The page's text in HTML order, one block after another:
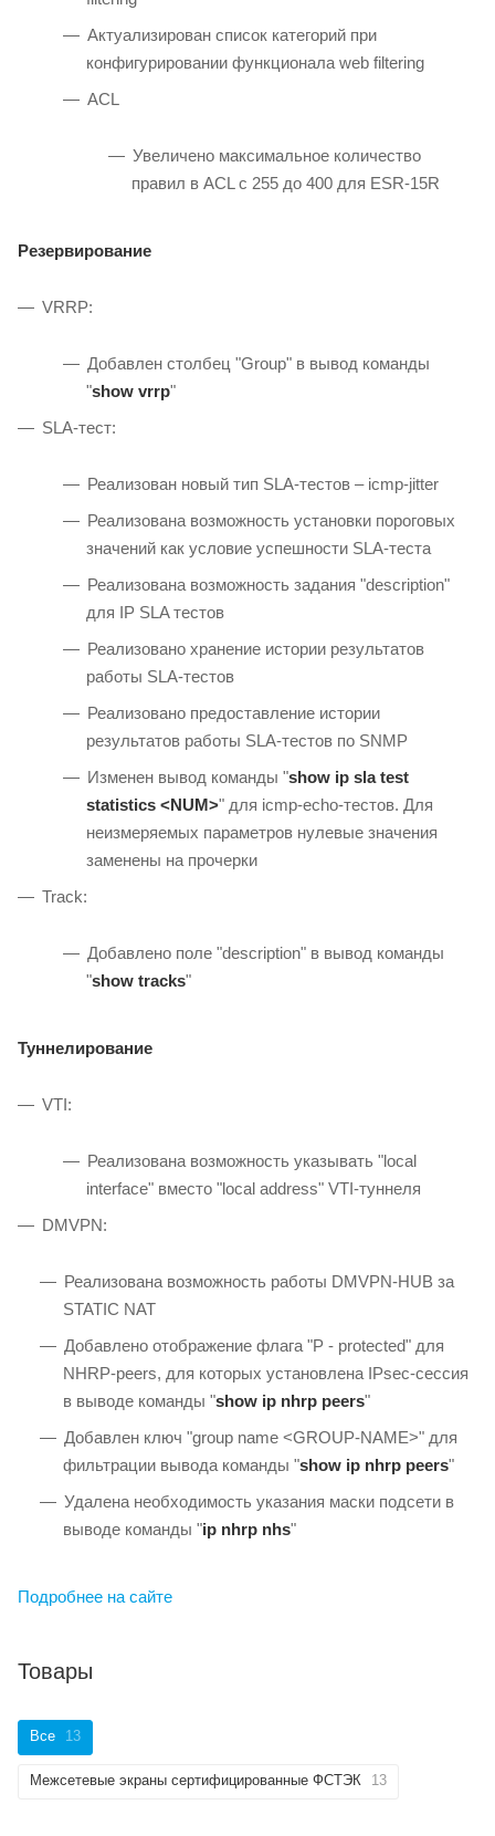
Актуализирован список категорий при
конфигурировании функционала web filtering
ACL
Увеличено максимальное количество
правил в ACL с 255 до 400 для ESR-15R
Резервирование
VRRP:
Добавлен столбец "Group" в вывод команды
"show vrrp"
SLA-тест:
Реализован новый тип SLA-тестов – icmp-jitter
Реализована возможность установки пороговых
значений как условие успешности SLA-теста
Реализована возможность задания "description"
для IP SLA тестов
Реализовано хранение истории результатов
работы SLA-тестов
Реализовано предоставление истории
результатов работы SLA-тестов по SNMP
Изменен вывод команды "show ip sla test
statistics <NUM>" для icmp-echo-тестов. Для
неизмеряемых параметров нулевые значения
заменены на прочерки
Track:
Добавлено поле "description" в вывод команды
"show tracks"
Туннелирование
VTI:
Реализована возможность указывать "local
interface" вместо "local address" VTI-туннеля
DMVPN:
Реализована возможность работы DMVPN-HUB за
STATIC NAT
Добавлено отображение флага "P - protected" для
NHRP-peers, для которых установлена IPsec-сессия
в выводе команды "show ip nhrp peers"
Добавлен ключ "group name <GROUP-NAME>" для
фильтрации вывода команды "show ip nhrp peers"
Удалена необходимость указания маски подсети в
выводе команды "ip nhrp nhs"
Подробнее на сайте
Товары
Все 13
Межсетевые экраны сертифицированные ФСТЭК 13